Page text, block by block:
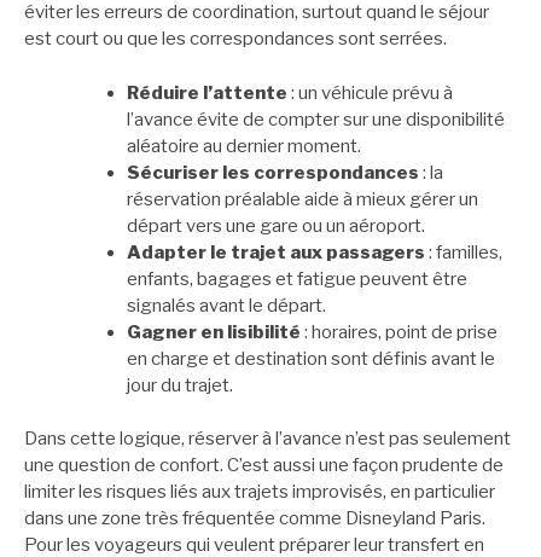
éviter les erreurs de coordination, surtout quand le séjour
est court ou que les correspondances sont serrées.
Réduire l’attente : un véhicule prévu à
l’avance évite de compter sur une disponibilité
aléatoire au dernier moment.
Sécuriser les correspondances : la
réservation préalable aide à mieux gérer un
départ vers une gare ou un aéroport.
Adapter le trajet aux passagers : familles,
enfants, bagages et fatigue peuvent être
signalés avant le départ.
Gagner en lisibilité : horaires, point de prise
en charge et destination sont définis avant le
jour du trajet.
Dans cette logique, réserver à l’avance n’est pas seulement
une question de confort. C’est aussi une façon prudente de
limiter les risques liés aux trajets improvisés, en particulier
dans une zone très fréquentée comme Disneyland Paris.
Pour les voyageurs qui veulent préparer leur transfert en